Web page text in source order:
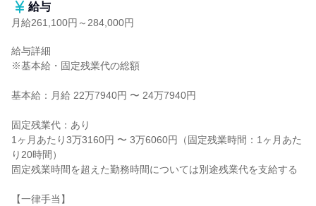
給与
月給261,100円～284,000円
給与詳細
※基本給・固定残業代の総額
基本給：月給 22万7940円 〜 24万7940円
固定残業代：あり
1ヶ月あたり3万3160円 〜 3万6060円（固定残業時間：1ヶ月あた
り20時間）
固定残業時間を超えた勤務時間については別途残業代を支給する
【一律手当】